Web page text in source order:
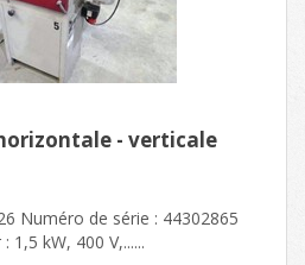
- verticale
Numéro de série : 44302865
1,5 kW, 400 V,......